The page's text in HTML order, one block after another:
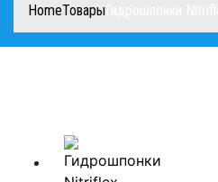
HomeТовары